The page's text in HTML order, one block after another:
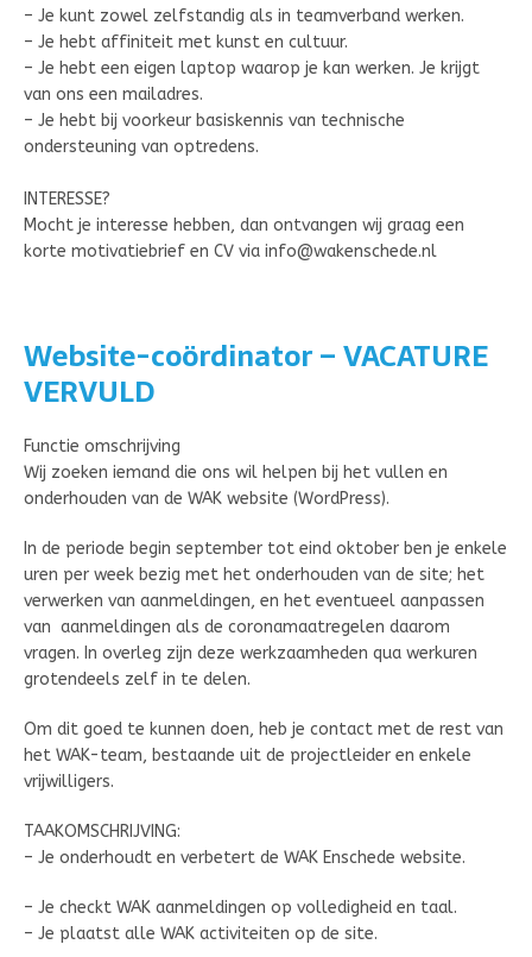
– Je kunt zowel zelfstandig als in teamverband werken.
– Je hebt affiniteit met kunst en cultuur.
– Je hebt een eigen laptop waarop je kan werken. Je krijgt
van ons een mailadres.
– Je hebt bij voorkeur basiskennis van technische
ondersteuning van optredens.
INTERESSE?
Mocht je interesse hebben, dan ontvangen wij graag een
korte motivatiebrief en CV via info@wakenschede.nl
Website-coördinator– VACATURE
VERVULD
Functie omschrijving
Wij zoeken iemand die ons wil helpen bij het vullen en
onderhouden van de WAK website (WordPress).
In de periode begin september tot eind oktober ben je enkele
uren per week bezig met het onderhouden van de site; het
verwerken van aanmeldingen, en het eventueel aanpassen
van aanmeldingen als de coronamaatregelen daarom
vragen. In overleg zijn deze werkzaamheden qua werkuren
grotendeels zelf in te delen.
Om dit goed te kunnen doen, heb je contact met de rest van
het WAK-team, bestaande uit de projectleider en enkele
vrijwilligers.
TAAKOMSCHRIJVING:
– Je onderhoudt en verbetert de WAK Enschede website.
– Je checkt WAK aanmeldingen op volledigheid en taal.
– Je plaatst alle WAK activiteiten op de site.